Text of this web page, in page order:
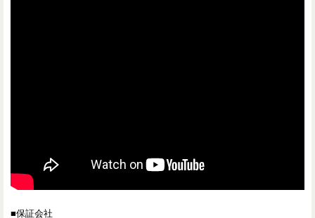
■保証会社